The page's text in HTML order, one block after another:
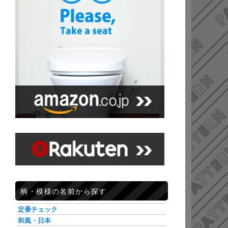
柄・模様の名前から探す
定番チェック
和風・日本